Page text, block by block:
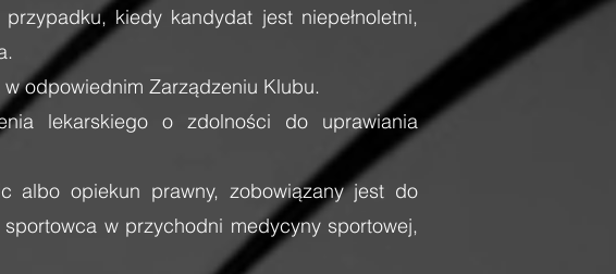
kiedy kandydat jest niepełnoletni,
odpowiednim Zarządzeniu Klubu.
lekarskiego o zdolności do uprawiania
albo opiekun prawny, zobowiązany jest do
w przychodni medycyny sportowej,